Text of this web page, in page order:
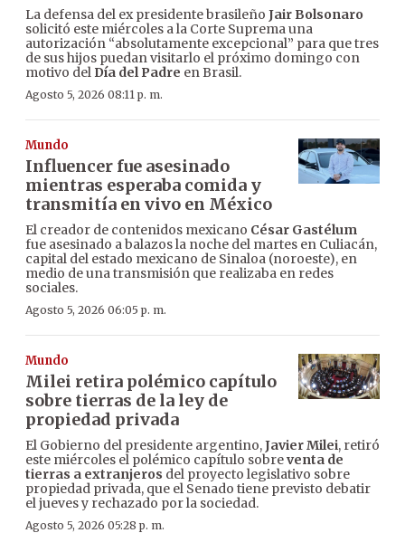
La defensa del ex presidente brasileño Jair Bolsonaro
solicitó este miércoles a la Corte Suprema una
autorización “absolutamente excepcional” para que tres
de sus hijos puedan visitarlo el próximo domingo con
motivo del Día del Padre en Brasil.
Agosto 5, 2026 08:11 p. m.
Mundo
Influencer fue asesinado
mientras esperaba comida y
transmitía en vivo en México
El creador de contenidos mexicano César Gastélum
fue asesinado a balazos la noche del martes en Culiacán,
capital del estado mexicano de Sinaloa (noroeste), en
medio de una transmisión que realizaba en redes
sociales.
Agosto 5, 2026 06:05 p. m.
Mundo
Milei retira polémico capítulo
sobre tierras de la ley de
propiedad privada
El Gobierno del presidente argentino,Javier Milei, retiró
este miércoles el polémico capítulo sobreventa de
tierras a extranjeros del proyecto legislativo sobre
propiedad privada, que el Senado tiene previsto debatir
el jueves y rechazado por la sociedad.
Agosto 5, 2026 05:28 p. m.